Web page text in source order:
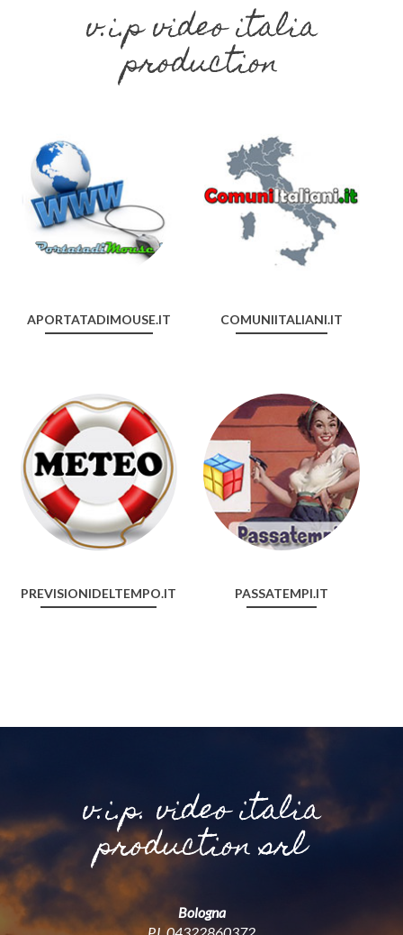
v.i.p video italia
production
APORTATADIMOUSE.IT COMUNIITALIANI.IT
PREVISIONIDELTEMPO.IT PASSATEMPI.IT
v.i.p. video italia
production srl
Bologna